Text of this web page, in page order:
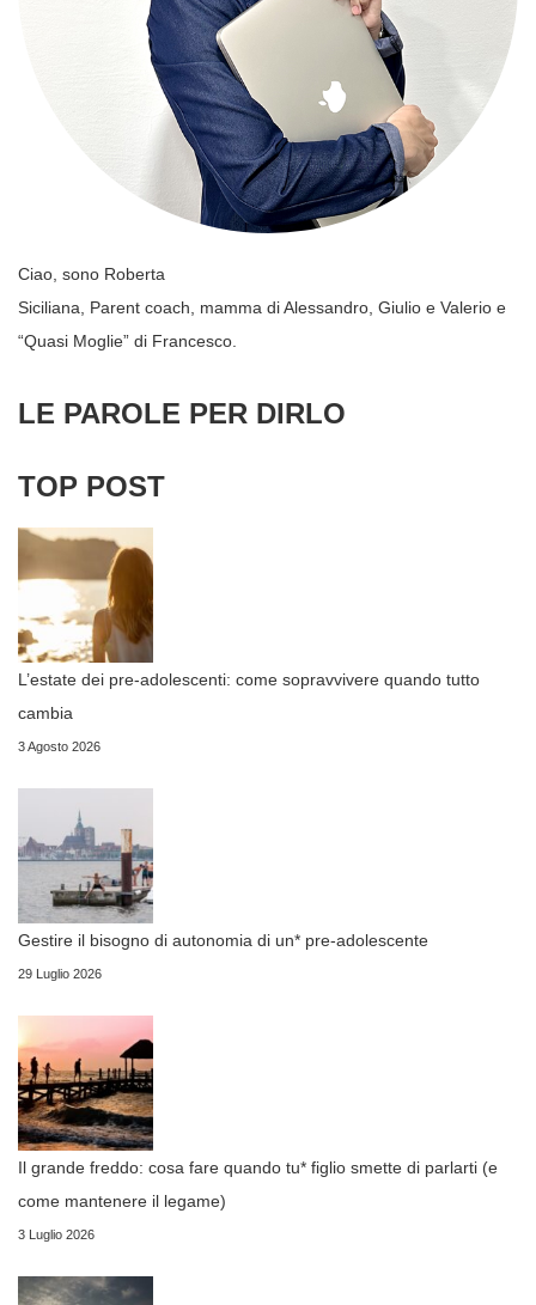
Ciao, sono Roberta
Siciliana, Parent coach, mamma di Alessandro, Giulio e Valerio e
“Quasi Moglie” di Francesco.
LE PAROLE PER DIRLO
TOP POST
L’estate dei pre-adolescenti: come sopravvivere quando tutto
cambia
3 Agosto 2026
Gestire il bisogno di autonomia di un* pre-adolescente
29 Luglio 2026
Il grande freddo: cosa fare quando tu* figlio smette di parlarti (e
come mantenere il legame)
3 Luglio 2026